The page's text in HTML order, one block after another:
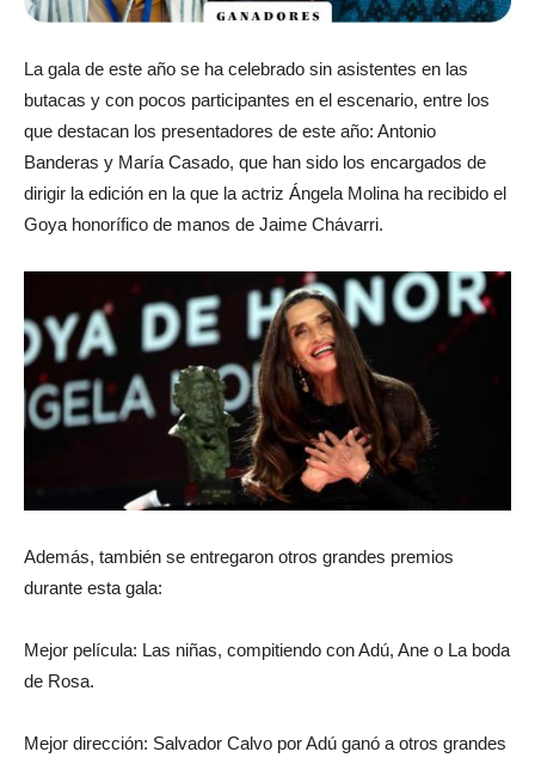
La gala de este año se ha celebrado sin asistentes en las
butacas y con pocos participantes en el escenario, entre los
que destacan los presentadores de este año: Antonio
Banderas y María Casado, que han sido los encargados de
dirigir la edición en la que la actriz Ángela Molina ha recibido el
Goya honorífico de manos de Jaime Chávarri.
Además, también se entregaron otros grandes premios
durante esta gala:
Mejor película: Las niñas, compitiendo con Adú, Ane o La boda
de Rosa.
Mejor dirección: Salvador Calvo por Adú ganó a otros grandes